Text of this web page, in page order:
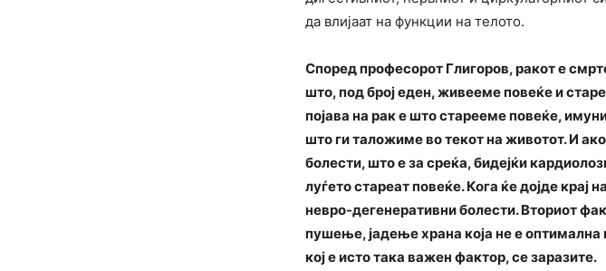
да влијаат на функции на телото.
Според професорот Глигоров, ракот е
што, под број еден, живееме повеќе и
појава на рак е што старееме повеќе,
што ги таложиме во текот на животот. И
болести, што е за среќа, бидејќи
луѓето стареат повеќе. Кога ќе дојде крај
невро-дегенеративни болести. Вториот
пушење, јадење храна која не е оптимална
кој е исто така важен фактор, се заразите.